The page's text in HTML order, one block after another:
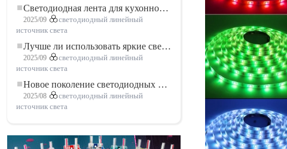
Светодиодная лента для кухонного шкафа: сенсорная светодиодная лента COB, которая меняет представление о домашнем и коммерческом освещении
2025/09
светодиодный линейный
источник света
Лучше ли использовать яркие светодиодные лампы?
2025/09
светодиодный линейный
источник света
Новое поколение светодиодных лент: свободная резка для неограниченных возможностей
2025/08
светодиодный линейный
источник света